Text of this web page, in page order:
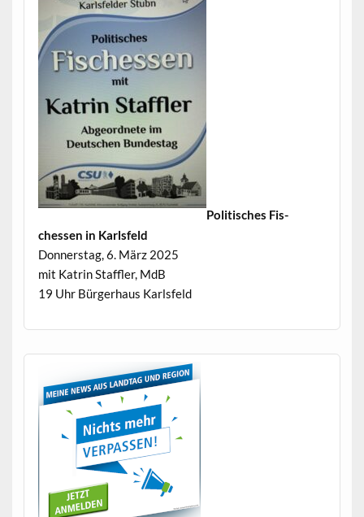
Poli­tis­ches Fis­
chessen in Karlsfeld
Don­ner­stag, 6. März 2025
mit Katrin Staffler, MdB
19 Uhr Bürg­er­haus Karlsfeld